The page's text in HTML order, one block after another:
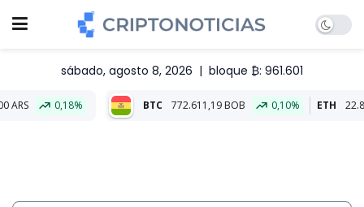
sábado, agosto 8, 2026 | bloque ₿: 961.601
772.611,19 BOB 0,10% ETH 22.831,46 BOB